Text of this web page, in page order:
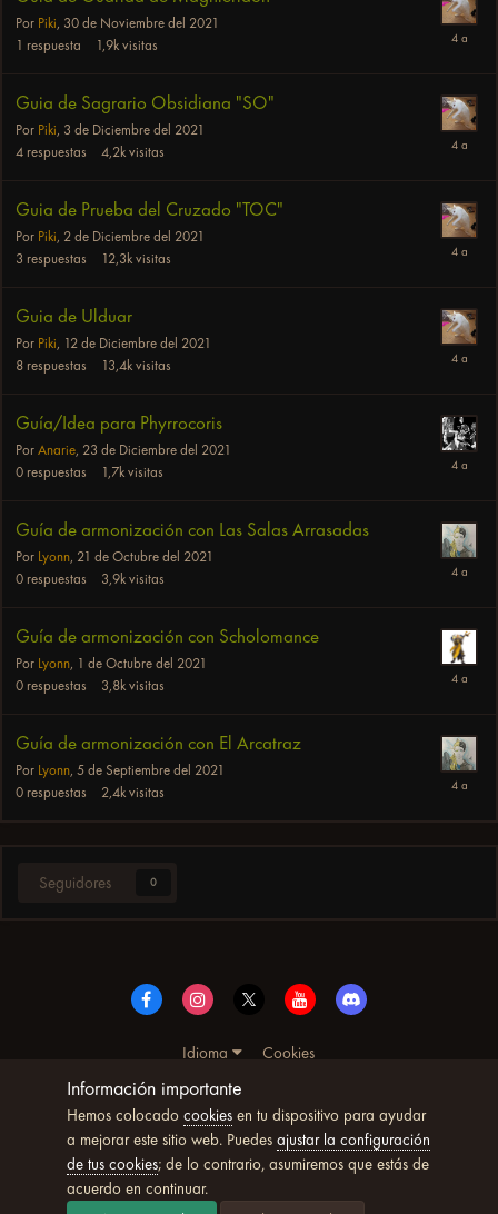
Por Piki, 30 de Noviembre del 2021
1 respuesta 1,9k visitas
Guia de Sagrario Obsidiana "SO"
Por Piki, 3 de Diciembre del 2021
4 respuestas 4,2k visitas
Guia de Prueba del Cruzado "TOC"
Por Piki, 2 de Diciembre del 2021
3 respuestas 12,3k visitas
Guia de Ulduar
Por Piki, 12 de Diciembre del 2021
8 respuestas 13,4k visitas
Guía/Idea para Phyrrocoris
Por Anarie, 23 de Diciembre del 2021
0 respuestas 1,7k visitas
Guía de armonización con Las Salas Arrasadas
Por Lyonn, 21 de Octubre del 2021
0 respuestas 3,9k visitas
Guía de armonización con Scholomance
Por Lyonn, 1 de Octubre del 2021
0 respuestas 3,8k visitas
Guía de armonización con El Arcatraz
Por Lyonn, 5 de Septiembre del 2021
0 respuestas 2,4k visitas
Seguidores 0
Idioma
Cookies
© Copyright UltimoWoW™ 2025. Todos los derechos
reservados
Powered by Invision Community
Información importante
Hemos colocado cookiesen tu dispositivo para ayudar
a mejorar este sitio web. Puedes ajustar la configuración
de tus cookies; de lo contrario, asumiremos que estás de
acuerdo en continuar.